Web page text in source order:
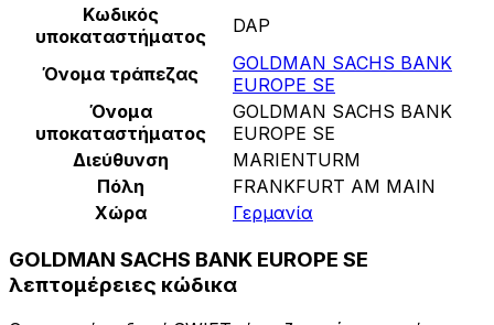
Κωδικός
υποκαταστήματος
DAP
Όνομα τράπεζας
GOLDMAN SACHS BANK
EUROPE SE
Όνομα
υποκαταστήματος
GOLDMAN SACHS BANK
EUROPE SE
Διεύθυνση
MARIENTURM
Πόλη
FRANKFURT AM MAIN
Χώρα
Γερμανία
GOLDMAN SACHS BANK EUROPE SE
λεπτομέρειες κώδικα